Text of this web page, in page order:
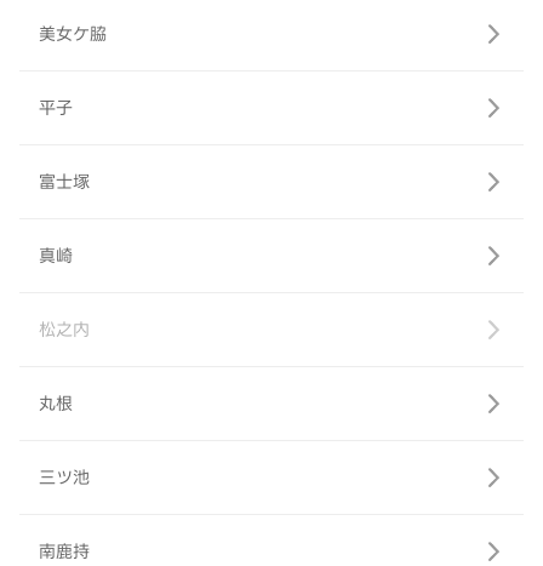
美女ケ脇
平子
富士塚
真崎
松之内
丸根
三ツ池
南鹿持